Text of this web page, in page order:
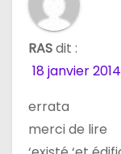
d
e
RASdit :
18 janvier
errata
merci de lire